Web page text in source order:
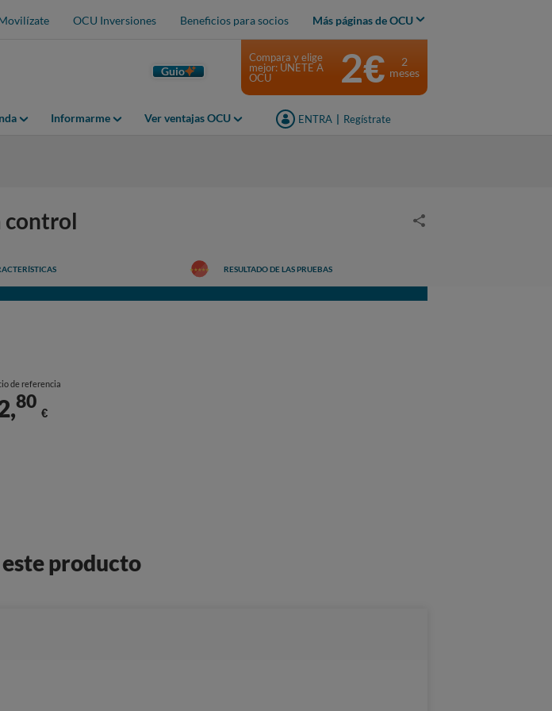
OCU Inversiones Beneficios para socios Más páginas de OCU
Guio
Informarme Ver ventajas OCU ENTRA Regístrate
Compara y elige
mejor: ÚNETE A
OCU
2€
2
meses
control
RESULTADO DE LAS PRUEBAS
de referencia
80
€
producto